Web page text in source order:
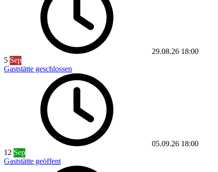
29.08.26 18:00
5 Sep
Gaststätte geschlossen
05.09.26 18:00
12 Sep
Gaststätte geöffent